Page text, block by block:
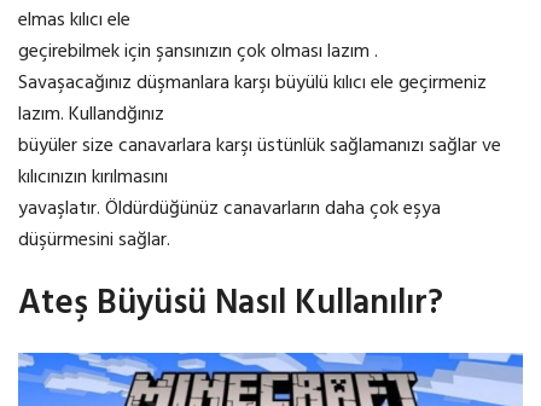
elmas kılıcı ele
geçirebilmek için şansınızın çok olması lazım .
Savaşacağınız düşmanlara karşı büyülü kılıcı ele geçirmeniz
lazım. Kullandğınız
büyüler size canavarlara karşı üstünlük sağlamanızı sağlar ve
kılıcınızın kırılmasını
yavaşlatır. Öldürdüğünüz canavarların daha çok eşya
düşürmesini sağlar.
Ateş Büyüsü Nasıl Kullanılır?